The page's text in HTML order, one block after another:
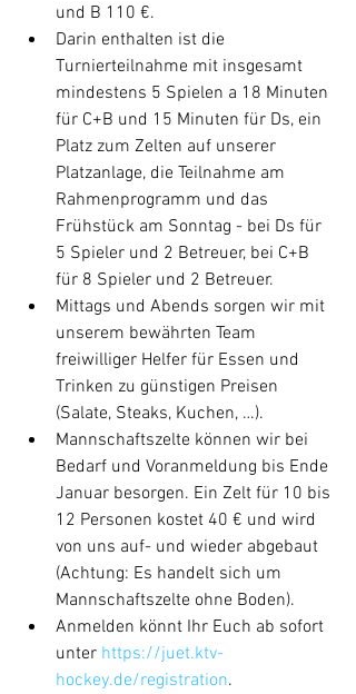
und B 110 €.
Darin enthalten ist die
Turnierteilnahme mit insgesamt
mindestens 5 Spielen a 18 Minuten
für C+B und 15 Minuten für Ds, ein
Platz zum Zelten auf unserer
Platzanlage, die Teilnahme am
Rahmenprogramm und das
Frühstück am Sonntag - bei Ds für
5 Spieler und 2 Betreuer, bei C+B
für 8 Spieler und 2 Betreuer.
Mittags und Abends sorgen wir mit
unserem bewährten Team
freiwilliger Helfer für Essen und
Trinken zu günstigen Preisen
(Salate, Steaks, Kuchen, …).
Mannschaftszelte können wir bei
Bedarf und Voranmeldung bis Ende
Januar besorgen. Ein Zelt für 10 bis
12 Personen kostet 40 € und wird
von uns auf- und wieder abgebaut
(Achtung: Es handelt sich um
Mannschaftszelte ohne Boden).
Anmelden könnt Ihr Euch ab sofort
unter https://juet.ktv-
hockey.de/registration.